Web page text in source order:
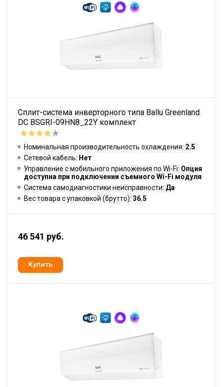
Сплит-система инверторного типа Ballu Greenland
DC BSGRI-09HN8_22Y комплект
Номинальная производительность охлаждения: 2.5
Сетевой кабель: Нет
Управление c мобильного приложения по Wi-Fi: Опция
доступна при подключении съемного Wi-Fi модуля
Система самодиагностики неисправности: Да
Вес товара с упаковкой (брутто): 36.5
46 541 руб.